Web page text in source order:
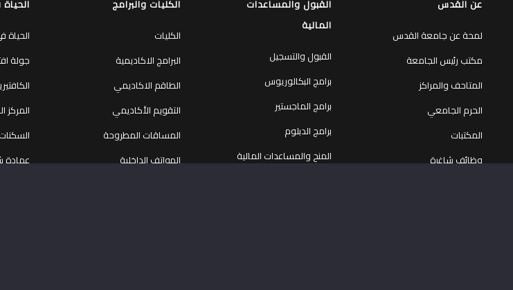
وظائف شاغرة
إتـصل بنا
المنح والمساعدات المالية
برنامج الزائر الدولي
الهواتف الداخلية
عمادة
حاضنة
مركز